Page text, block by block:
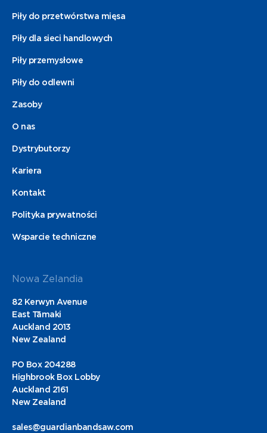
Piły do przetwórstwa mięsa
Piły dla sieci handlowych
Piły przemysłowe
Piły do odlewni
Zasoby
O nas
Dystrybutorzy
Kariera
Kontakt
Polityka prywatności
Wsparcie techniczne
Nowa Zelandia
82 Kerwyn Avenue
East Tāmaki
Auckland 2013
New Zealand
PO Box 204288
Highbrook Box Lobby
Auckland 2161
New Zealand
sales@guardianbandsaw.com